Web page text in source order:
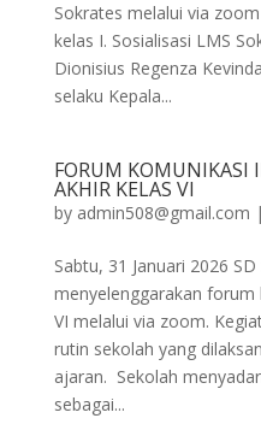
Sokrates melalui via
kelas I. Sosialisasi LMS
Dionisius Regenza
selaku Kepala...
FORUM KOMUNIKASI
AKHIR KELAS VI
by admin508@gmail.com |
Sabtu, 31 Januari 2026
menyelenggarakan forum
VI melalui via zoom.
rutin sekolah yang
ajaran. Sekolah
sebagai...